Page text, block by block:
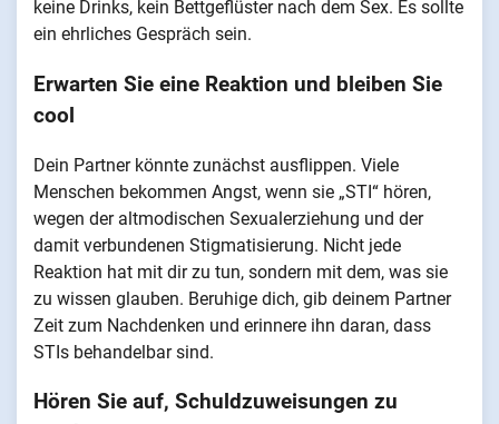
keine Drinks, kein Bettgeflüster nach dem Sex. Es sollte
ein ehrliches Gespräch sein.
Erwarten Sie eine Reaktion und bleiben Sie
cool
Dein Partner könnte zunächst ausflippen. Viele
Menschen bekommen Angst, wenn sie „STI“ hören,
wegen der altmodischen Sexualerziehung und der
damit verbundenen Stigmatisierung. Nicht jede
Reaktion hat mit dir zu tun, sondern mit dem, was sie
zu wissen glauben. Beruhige dich, gib deinem Partner
Zeit zum Nachdenken und erinnere ihn daran, dass
STIs behandelbar sind.
Hören Sie auf, Schuldzuweisungen zu